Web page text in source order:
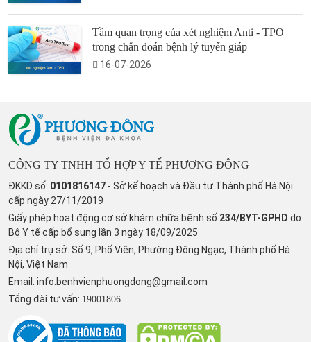
Tầm quan trọng của xét nghiệm Anti - TPO
trong chẩn đoán bệnh lý tuyến giáp
16-07-2026
CÔNG TY TNHH TỔ HỢP Y TẾ PHƯƠNG ĐÔNG
ĐKKD số: 0101816147 - Sở kế hoạch và Đầu tư Thành phố Hà Nội
cấp ngày 27/11/2019
Giấy phép hoạt động cơ sở khám chữa bệnh số 234/BYT-GPHD do
Bộ Y tế cấp bổ sung lần 3 ngày 18/09/2025
Địa chỉ trụ sở: Số 9, Phố Viên, Phường Đông Ngạc, Thành phố Hà
Nội, Việt Nam
Email: info.benhvienphuongdong@gmail.com
Tổng đài tư vấn: 19001806